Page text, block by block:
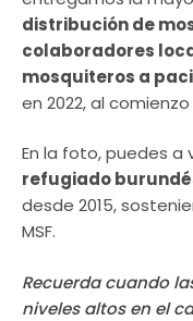
distribución de
colaboradores
mosquiteros a
en 2022, al
En la foto, puedes a
refugiado
desde 2015,
MSF.
Recuerda cuando
niveles altos en el